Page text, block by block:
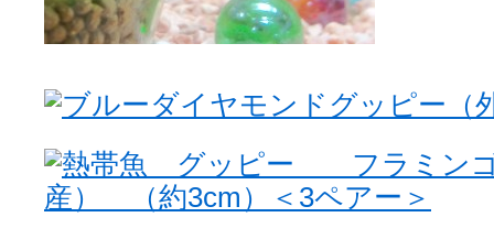
ブルーダイヤモンドグッピー
熱帯魚 グッピー フラミンゴ
産） （約3cm）＜3ペアー＞